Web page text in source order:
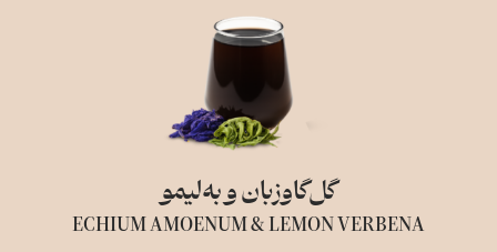
گل‌گاو‌زبان و به‌لیمو
ECHIUM AMOENUM & LEMON VERBENA